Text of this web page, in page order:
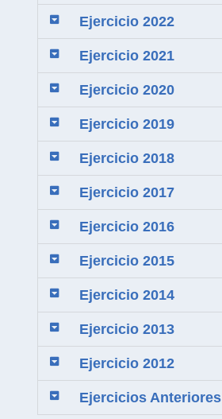
Ejercicio 2022
Ejercicio 2021
Ejercicio 2020
Ejercicio 2019
Ejercicio 2018
Ejercicio 2017
Ejercicio 2016
Ejercicio 2015
Ejercicio 2014
Ejercicio 2013
Ejercicio 2012
Ejercicios Anteriores